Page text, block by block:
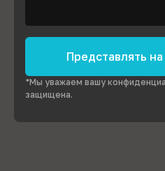
Представлять
*Мы уважаем вашу
защищена.